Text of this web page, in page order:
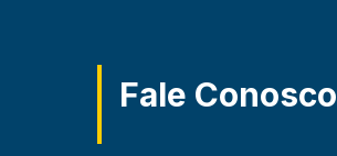
Fale Conosco